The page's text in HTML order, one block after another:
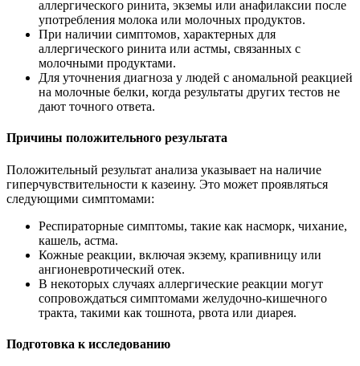
аллергического ринита, экземы или анафилаксии после
употребления молока или молочных продуктов.
При наличии симптомов, характерных для
аллергического ринита или астмы, связанных с
молочными продуктами.
Для уточнения диагноза у людей с аномальной реакцией
на молочные белки, когда результаты других тестов не
дают точного ответа.
Причины положительного результата
Положительный результат анализа указывает на наличие
гиперчувствительности к казеину. Это может проявляться
следующими симптомами:
Респираторные симптомы, такие как насморк, чихание,
кашель, астма.
Кожные реакции, включая экзему, крапивницу или
ангионевротический отек.
В некоторых случаях аллергические реакции могут
сопровождаться симптомами желудочно-кишечного
тракта, такими как тошнота, рвота или диарея.
Подготовка к исследованию